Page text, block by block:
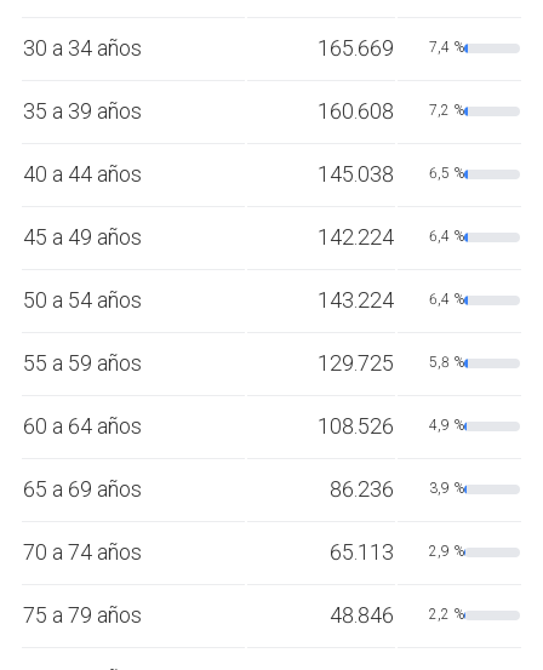
30 a 34 años 165.669 7,4 %
35 a 39 años 160.608 7,2 %
40 a 44 años 145.038 6,5 %
45 a 49 años 142.224 6,4 %
50 a 54 años 143.224 6,4 %
55 a 59 años 129.725 5,8 %
60 a 64 años 108.526 4,9 %
65 a 69 años 86.236 3,9 %
70 a 74 años 65.113 2,9 %
75 a 79 años 48.846 2,2 %